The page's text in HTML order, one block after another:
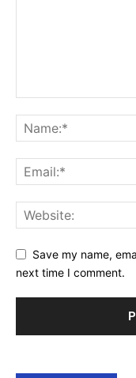
Save my name,
next time I comment.